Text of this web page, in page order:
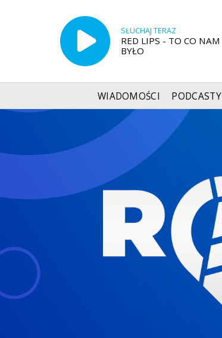
SŁUCHAJ TERAZ
RED LIPS - TO CO NAM
BYŁO
WIADOMOŚCI PODCASTY